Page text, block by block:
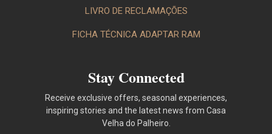
LIVRO DE RECLAMAÇÕES
FICHA TÉCNICA ADAPTAR RAM
Stay Connected
Receive exclusive offers, seasonal experiences,
inspiring stories and the latest news from Casa
Velha do Palheiro.